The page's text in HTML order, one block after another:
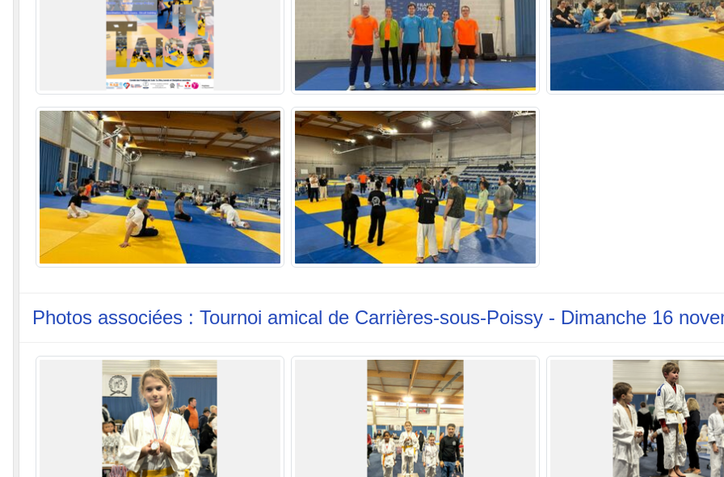
Photos associées : Tournoi amical de Carrières-sous-Poissy - Dimanche 16